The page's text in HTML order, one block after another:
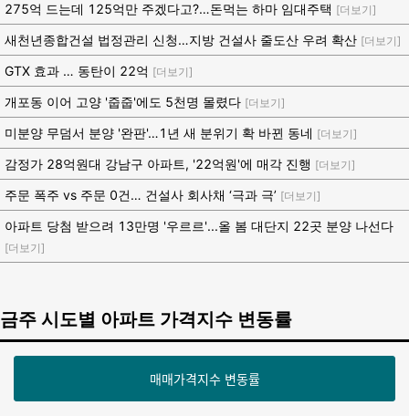
275억 드는데 125억만 주겠다고?…돈먹는 하마 임대주택 [더보기]
새천년종합건설 법정관리 신청…지방 건설사 줄도산 우려 확산 [더보기]
GTX 효과 … 동탄이 22억 [더보기]
개포동 이어 고양 '줍줍'에도 5천명 몰렸다 [더보기]
미분양 무덤서 분양 '완판'…1년 새 분위기 확 바뀐 동네 [더보기]
감정가 28억원대 강남구 아파트, '22억원'에 매각 진행 [더보기]
주문 폭주 vs 주문 0건… 건설사 회사채 ‘극과 극’ [더보기]
아파트 당첨 받으려 13만명 '우르르'...올 봄 대단지 22곳 분양 나선다
[더보기]
금주 시도별 아파트 가격지수 변동률
매매가격지수 변동률